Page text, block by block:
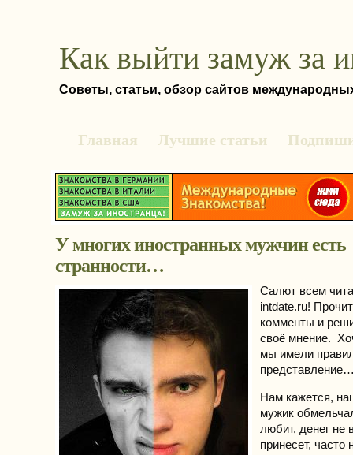
Как выйти замуж за
Советы, статьи, обзор сайтов
Главная Лучшие статьи
У многих иностранных мужчин есть
странности…
Салют всем
intdate.ru!
комменты и
своё мнение.
мы имели
Нам кажется,
мужик
любит, денег не
принесет,